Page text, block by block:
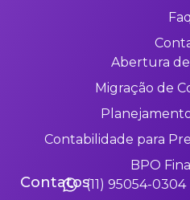
Faq
Abertura
Migração de
Contabilidade para
BPO
Contatos(11) 95054-0304